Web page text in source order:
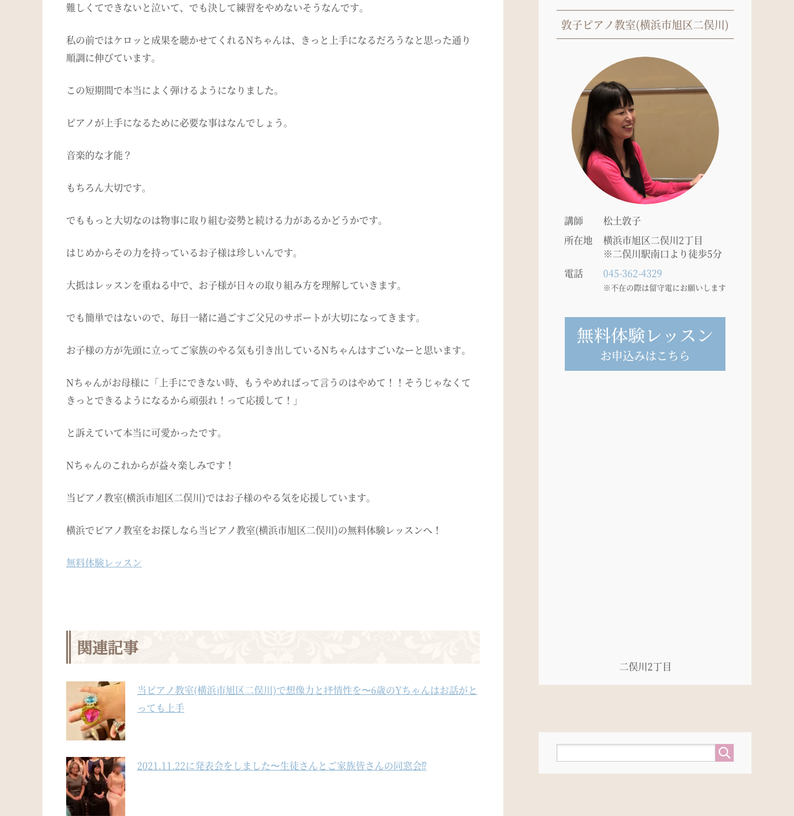
難しくてできないと泣いて、でも決して練習をやめないそうなんです。
私の前ではケロッと成果を聴かせてくれるNちゃんは、きっと上手になるだろうなと思った通り
順調に伸びています。
この短期間で本当によく弾けるようになりました。
ピアノが上手になるために必要な事はなんでしょう。
音楽的な才能？
もちろん大切です。
でももっと大切なのは物事に取り組む姿勢と続ける力があるかどうかです。
はじめからその力を持っているお子様は珍しいんです。
大抵はレッスンを重ねる中で、お子様が日々の取り組み方を理解していきます。
でも簡単ではないので、毎日一緒に過ごすご父兄のサポートが大切になってきます。
お子様の方が先頭に立ってご家族のやる気も引き出しているNちゃんはすごいなーと思います。
Nちゃんがお母様に「上手にできない時、もうやめればって言うのはやめて！！そうじゃなくて
きっとできるようになるから頑張れ！って応援して！」
と訴えていて本当に可愛かったです。
Nちゃんのこれからが益々楽しみです！
当ピアノ教室(横浜市旭区二俣川)ではお子様のやる気を応援しています。
横浜でピアノ教室をお探しなら当ピアノ教室(横浜市旭区二俣川)の無料体験レッスンへ！
無料体験レッスン
関連記事
当ピアノ教室(横浜市旭区二俣川)で想像力と抒情性を〜6歳のYちゃんはお話がと
っても上手
2021.11.22に発表会をしました〜生徒さんとご家族皆さんの同窓会⁉︎
敦子ピアノ教室(横浜市旭区二俣川)
講師
松土敦子
所在地
横浜市旭区二俣川2丁目
※二俣川駅南口より徒歩5分
電話
045-362-4329
※不在の際は留守電にお願いします
無料体験レッスン
お申込みはこちら
二俣川2丁目